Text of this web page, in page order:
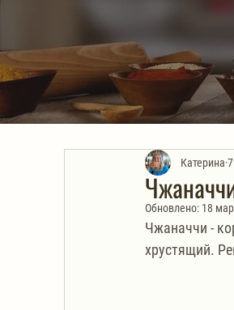
Катерина
Обновлено: 18
Чжаначчи -
хрустящий.